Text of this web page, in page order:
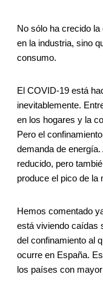
No sólo ha crecido
en la industria, sino
consumo.
El COVID-19 está
inevitablemente.
en los hogares y la
Pero el
demanda de
reducido, pero
produce el pico de la
Hemos comentado
está viviendo caídas
del confinamiento al
ocurre en España.
los países con